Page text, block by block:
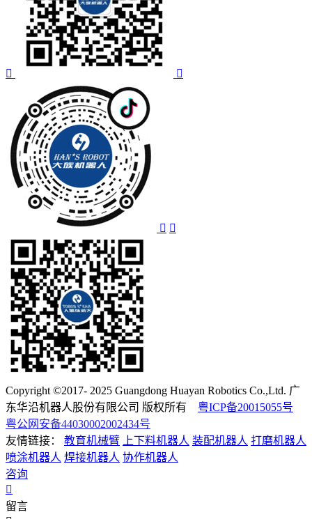
Copyright ©2017- 2025 Guangdong Huayan Robotics Co.,Ltd. 广
东华沿机器人股份有限公司 版权所有 粤ICP备20015055号
粤公网安备44030002002434号
友情链接：
教育机械臂 上下料机器人 装配机器人 打磨机器人
喷涂机器人 焊接机器人 协作机器人
咨询
留言